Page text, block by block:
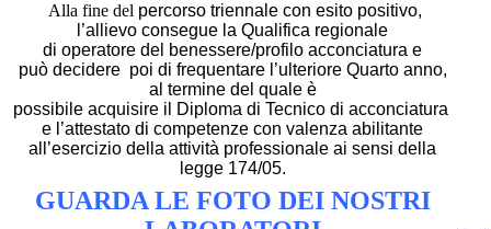
Alla fine del percorso triennalecon esito positivo,
l’allievo consegue la Qualifica regionale
di operatore del benessere/profilo acconciatura e
può decidere poi di frequentare l’ulteriore Quarto anno,
al termine del quale è
possibile acquisire il
Diploma di Tecnico di acconciatura
e l’attestato di competenze con valenza abilitante
all’esercizio della attività professionale ai sensi della
legge 174/05.
GUARDA LE FOTO DEI NOSTRI